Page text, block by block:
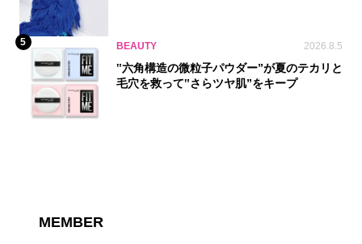
5 BEAUTY 2026.8.5
‟六角構造の微粒子パウダー”が夏のテカリと
毛穴を救って‟さらツヤ肌”をキープ
MEMBER